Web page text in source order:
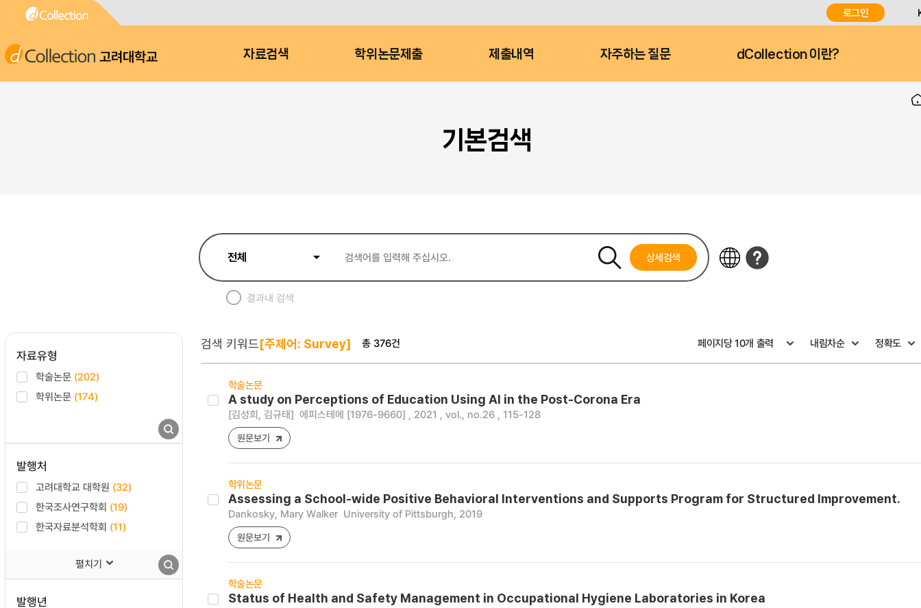
로그인
고려대학교 자료검색 학위논문제출 제출내역 자주하는 질문 dCollection 이란?
기본검색
상세검색
결과내 검색
자료유형
학술논문 (202)
학위논문 (174)
발행처
고려대학교 대학원 (32)
한국조사연구학회 (19)
한국자료분석학회 (11)
펼치기
발행년
검색 키워드[주제어: Survey] 총 376건
학술논문
A study on Perceptions of Education Using AI in the Post-Corona Era
[김성희, 김규태] 에피스테메 [1976-9660] , 2021 , vol., no.26 , 115-128
원문보기
학위논문
Assessing a School-wide Positive Behavioral Interventions and Supports Program for Structured Improvement.
Dankosky, Mary Walker University of Pittsburgh, 2019
원문보기
학술논문
Status of Health and Safety Management in Occupational Hygiene Laboratories in Korea